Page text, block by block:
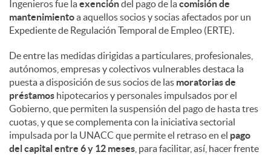
Ingenieros fue laexencióndel pago de lacomisión de
mantenimientoa aquellos socios y socias afectados por un
Expediente de Regulación Temporal de Empleo (ERTE).
De entre las medidas dirigidas a particulares, profesionales,
autónomos, empresas y colectivos vulnerables destaca la
puesta a disposición de sus socios de las moratorias de
préstamos hipotecarios y personales impulsados por el
Gobierno, que permiten la suspensión del pago de hasta tres
cuotas, y que se complementa con la iniciativa sectorial
impulsada por la UNACC que permite el retraso en el pago
del capital entre 6 y 12 meses , para facilitar, así, hacer frente